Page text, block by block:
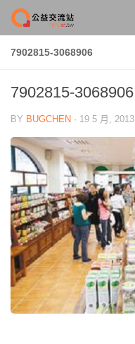
Skip to content
7902815-3068906
7902815-3068906
BY BUGCHEN · 19 5 月, 2013